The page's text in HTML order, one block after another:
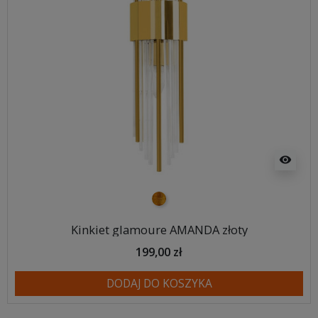
visibility
złoty
Kinkiet glamoure AMANDA złoty
199,00 zł
DODAJ DO KOSZYKA